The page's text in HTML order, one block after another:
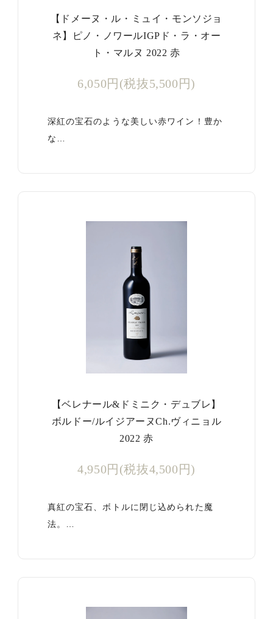
【ドメーヌ・ル・ミュイ・モンソジョ
ネ】ピノ・ノワールIGPド・ラ・オー
ト・マルヌ 2022 赤
6,050円(税抜5,500円)
深紅の宝石のような美しい赤ワイン！豊か
な…
【ベレナール&ドミニク・デュブレ】
ボルドー/ルイジアーヌCh.ヴィニョル
2022 赤
4,950円(税抜4,500円)
真紅の宝石、ボトルに閉じ込められた魔
法。…